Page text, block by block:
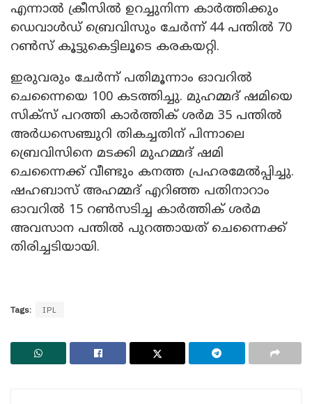
എന്നാൽ ക്രീസിൽ ഉറച്ചുനിന്ന കാർത്തിക്കും
ഡെവാൾഡ് ബ്രെവിസും ചേർന്ന് 44 പന്തിൽ 70
റൺസ് കൂട്ടുകെട്ടിലൂടെ കരകയറ്റി.
ഇരുവരും ചേർന്ന് പതിമൂന്നാം ഓവറിൽ
ചെന്നൈയെ 100 കടത്തിച്ചു. മുഹമ്മദ് ഷമിയെ
സിക്സ് പറത്തി കാർത്തിക് ശർമ 35 പന്തിൽ
അർധസെഞ്ചുറി തികച്ചതിന് പിന്നാലെ
ബ്രെവിസിനെ മടക്കി മുഹമ്മദ് ഷമി
ചെന്നൈക്ക് വീണ്ടും കനത്ത പ്രഹരമേൽപ്പിച്ചു.
ഷഹബാസ് അഹമ്മദ് എറിഞ്ഞ പതിനാറാം
ഓവറിൽ 15 റൺസടിച്ച കാർത്തിക് ശർമ
അവസാന പന്തിൽ പുറത്തായത് ചെന്നൈക്ക്
തിരിച്ചടിയായി.
Tags: IPL